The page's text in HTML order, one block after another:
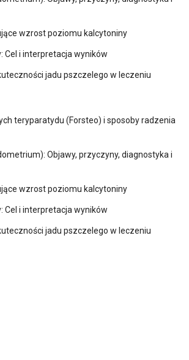
wzrost poziomu kalcytoniny
Cel i interpretacja wyników
jadu pszczelego w leczeniu
teryparatydu (Forsteo) i sposoby radzenia
Objawy, przyczyny, diagnostyka i
wzrost poziomu kalcytoniny
Cel i interpretacja wyników
jadu pszczelego w leczeniu